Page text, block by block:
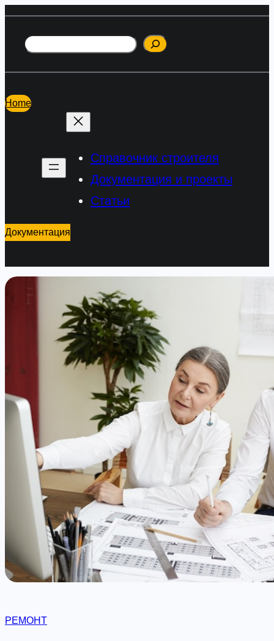
содержимому
Поиск
Home
Справочник строителя
Документация и проекты
Статьи
Документация
РЕМОНТ